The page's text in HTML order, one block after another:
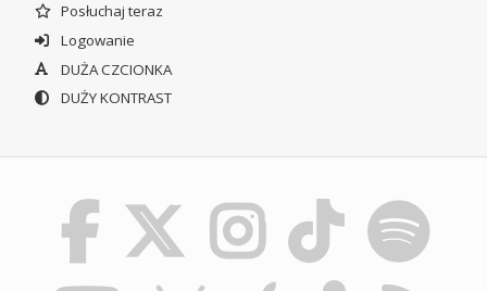
Posłuchaj teraz
Logowanie
DUŻA CZCIONKA
DUŻY KONTRAST